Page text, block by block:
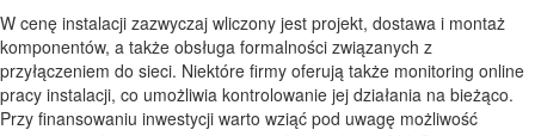
W cenę instalacji zazwyczaj wliczony jest projekt, dostawa i montaż
komponentów, a także obsługa formalności związanych z
przyłączeniem do sieci. Niektóre firmy oferują także monitoring online
pracy instalacji, co umożliwia kontrolowanie jej działania na bieżąco.
Przy finansowaniu inwestycji warto wziąć pod uwagę możliwość